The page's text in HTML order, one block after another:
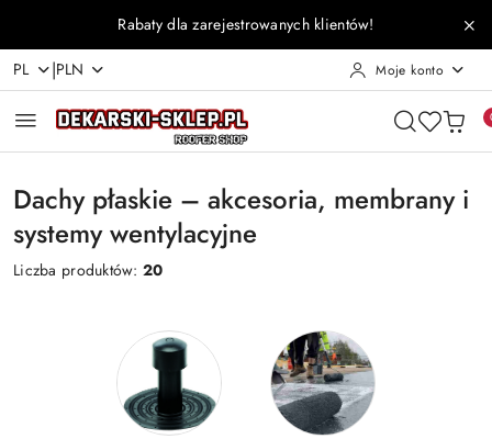
Przejdź do treści głównej
Przejdź do wyszukiwarki
Przejdź do moje konto
Przejdź do menu głównego
Przejdź do stopkiRabaty dla zarejestrowanych klientów!
PL |PLN Moje konto
Dachy płaskie – akcesoria, membrany i
systemy wentylacyjne
Liczba produktów:20